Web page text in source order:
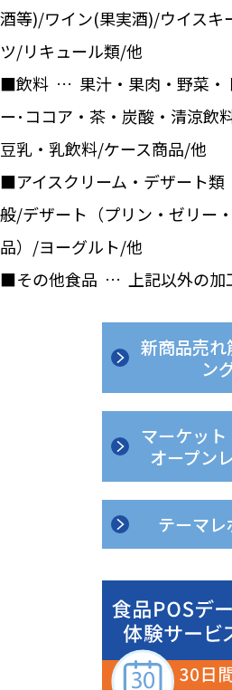
酒等)/ワイン(果実酒)/ウイスキ
ツ/リキュール類/他
■飲料 … 果汁・果肉・野菜・
ー･ココア・茶・炭酸・清涼飲
豆乳・乳飲料/ケース商品/他
■アイスクリーム・デザート
般/デザート（プリン・ゼリー
品）/ヨーグルト/他
■その他食品 … 上記以外の加
新商品売れ
ン
マーケッ
オープン
テーマレ